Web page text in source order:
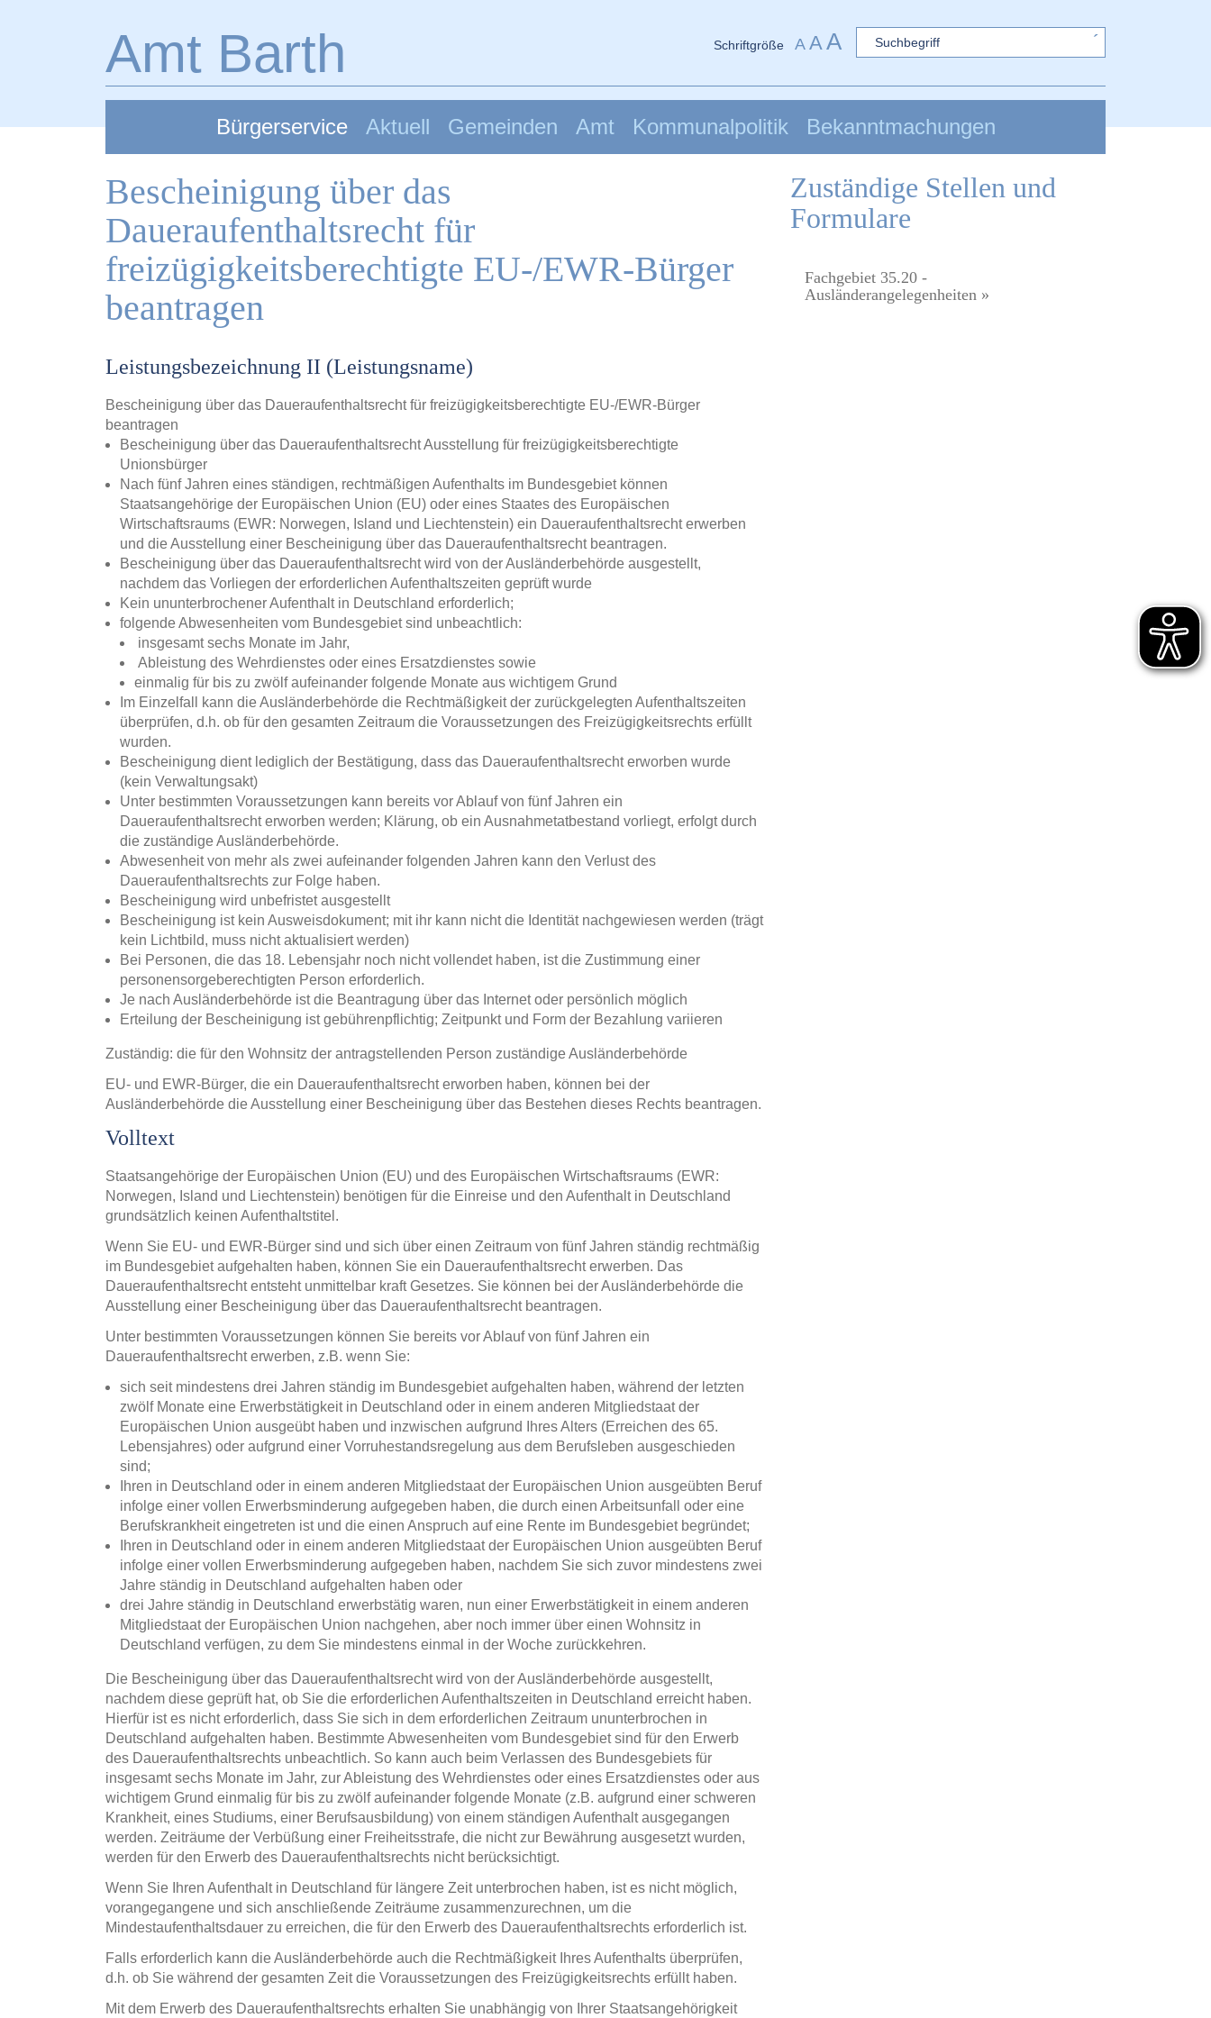
Amt Barth Schriftgröße A AA Sword
Bürgerservice Aktuell Gemeinden Amt Kommunalpolitik Bekanntmachungen
Bescheinigung über das
Daueraufenthaltsrecht für
freizügigkeitsberechtigte EU-/EWR-Bürger
beantragen
Leistungsbezeichnung II (Leistungsname)
Bescheinigung über das Daueraufenthaltsrecht für freizügigkeitsberechtigte EU-/EWR-Bürger
beantragen
Bescheinigung über das Daueraufenthaltsrecht Ausstellung für freizügigkeitsberechtigte
Unionsbürger
Nach fünf Jahren eines ständigen, rechtmäßigen Aufenthalts im Bundesgebiet können
Staatsangehörige der Europäischen Union (EU) oder eines Staates des Europäischen
Wirtschaftsraums (EWR: Norwegen, Island und Liechtenstein) ein Daueraufenthaltsrecht erwerben
und die Ausstellung einer Bescheinigung über das Daueraufenthaltsrecht beantragen.
Bescheinigung über das Daueraufenthaltsrecht wird von der Ausländerbehörde ausgestellt,
nachdem das Vorliegen der erforderlichen Aufenthaltszeiten geprüft wurde
Kein ununterbrochener Aufenthalt in Deutschland erforderlich;
folgende Abwesenheiten vom Bundesgebiet sind unbeachtlich:
insgesamt sechs Monate im Jahr,
Ableistung des Wehrdienstes oder eines Ersatzdienstes sowie
einmalig für bis zu zwölf aufeinander folgende Monate aus wichtigem Grund
Im Einzelfall kann die Ausländerbehörde die Rechtmäßigkeit der zurückgelegten Aufenthaltszeiten
überprüfen, d.h. ob für den gesamten Zeitraum die Voraussetzungen des Freizügigkeitsrechts erfüllt
wurden.
Bescheinigung dient lediglich der Bestätigung, dass das Daueraufenthaltsrecht erworben wurde
(kein Verwaltungsakt)
Unter bestimmten Voraussetzungen kann bereits vor Ablauf von fünf Jahren ein
Daueraufenthaltsrecht erworben werden; Klärung, ob ein Ausnahmetatbestand vorliegt, erfolgt durch
die zuständige Ausländerbehörde.
Abwesenheit von mehr als zwei aufeinander folgenden Jahren kann den Verlust des
Daueraufenthaltsrechts zur Folge haben.
Bescheinigung wird unbefristet ausgestellt
Bescheinigung ist kein Ausweisdokument; mit ihr kann nicht die Identität nachgewiesen werden (trägt
kein Lichtbild, muss nicht aktualisiert werden)
Bei Personen, die das 18. Lebensjahr noch nicht vollendet haben, ist die Zustimmung einer
personensorgeberechtigten Person erforderlich.
Je nach Ausländerbehörde ist die Beantragung über das Internet oder persönlich möglich
Erteilung der Bescheinigung ist gebührenpflichtig; Zeitpunkt und Form der Bezahlung variieren
Zuständig: die für den Wohnsitz der antragstellenden Person zuständige Ausländerbehörde
EU- und EWR-Bürger, die ein Daueraufenthaltsrecht erworben haben, können bei der
Ausländerbehörde die Ausstellung einer Bescheinigung über das Bestehen dieses Rechts beantragen.
Volltext
Staatsangehörige der Europäischen Union (EU) und des Europäischen Wirtschaftsraums (EWR:
Norwegen, Island und Liechtenstein) benötigen für die Einreise und den Aufenthalt in Deutschland
grundsätzlich keinen Aufenthaltstitel.
Wenn Sie EU- und EWR-Bürger sind und sich über einen Zeitraum von fünf Jahren ständig rechtmäßig
im Bundesgebiet aufgehalten haben, können Sie ein Daueraufenthaltsrecht erwerben. Das
Daueraufenthaltsrecht entsteht unmittelbar kraft Gesetzes. Sie können bei der Ausländerbehörde die
Ausstellung einer Bescheinigung über das Daueraufenthaltsrecht beantragen.
Unter bestimmten Voraussetzungen können Sie bereits vor Ablauf von fünf Jahren ein
Daueraufenthaltsrecht erwerben, z.B. wenn Sie:
sich seit mindestens drei Jahren ständig im Bundesgebiet aufgehalten haben, während der letzten
zwölf Monate eine Erwerbstätigkeit in Deutschland oder in einem anderen Mitgliedstaat der
Europäischen Union ausgeübt haben und inzwischen aufgrund Ihres Alters (Erreichen des 65.
Lebensjahres) oder aufgrund einer Vorruhestandsregelung aus dem Berufsleben ausgeschieden
sind;
Ihren in Deutschland oder in einem anderen Mitgliedstaat der Europäischen Union ausgeübten Beruf
infolge einer vollen Erwerbsminderung aufgegeben haben, die durch einen Arbeitsunfall oder eine
Berufskrankheit eingetreten ist und die einen Anspruch auf eine Rente im Bundesgebiet begründet;
Ihren in Deutschland oder in einem anderen Mitgliedstaat der Europäischen Union ausgeübten Beruf
infolge einer vollen Erwerbsminderung aufgegeben haben, nachdem Sie sich zuvor mindestens zwei
Jahre ständig in Deutschland aufgehalten haben oder
drei Jahre ständig in Deutschland erwerbstätig waren, nun einer Erwerbstätigkeit in einem anderen
Mitgliedstaat der Europäischen Union nachgehen, aber noch immer über einen Wohnsitz in
Deutschland verfügen, zu dem Sie mindestens einmal in der Woche zurückkehren.
Die Bescheinigung über das Daueraufenthaltsrecht wird von der Ausländerbehörde ausgestellt,
nachdem diese geprüft hat, ob Sie die erforderlichen Aufenthaltszeiten in Deutschland erreicht haben.
Hierfür ist es nicht erforderlich, dass Sie sich in dem erforderlichen Zeitraum ununterbrochen in
Deutschland aufgehalten haben. Bestimmte Abwesenheiten vom Bundesgebiet sind für den Erwerb
des Daueraufenthaltsrechts unbeachtlich. So kann auch beim Verlassen des Bundesgebiets für
insgesamt sechs Monate im Jahr, zur Ableistung des Wehrdienstes oder eines Ersatzdienstes oder aus
wichtigem Grund einmalig für bis zu zwölf aufeinander folgende Monate (z.B. aufgrund einer schweren
Krankheit, eines Studiums, einer Berufsausbildung) von einem ständigen Aufenthalt ausgegangen
werden. Zeiträume der Verbüßung einer Freiheitsstrafe, die nicht zur Bewährung ausgesetzt wurden,
werden für den Erwerb des Daueraufenthaltsrechts nicht berücksichtigt.
Wenn Sie Ihren Aufenthalt in Deutschland für längere Zeit unterbrochen haben, ist es nicht möglich,
vorangegangene und sich anschließende Zeiträume zusammenzurechnen, um die
Mindestaufenthaltsdauer zu erreichen, die für den Erwerb des Daueraufenthaltsrechts erforderlich ist.
Falls erforderlich kann die Ausländerbehörde auch die Rechtmäßigkeit Ihres Aufenthalts überprüfen,
d.h. ob Sie während der gesamten Zeit die Voraussetzungen des Freizügigkeitsrechts erfüllt haben.
Mit dem Erwerb des Daueraufenthaltsrechts erhalten Sie unabhängig von Ihrer Staatsangehörigkeit
Zuständige Stellen und
Formulare
Fachgebiet 35.20 -
Ausländerangelegenheiten »